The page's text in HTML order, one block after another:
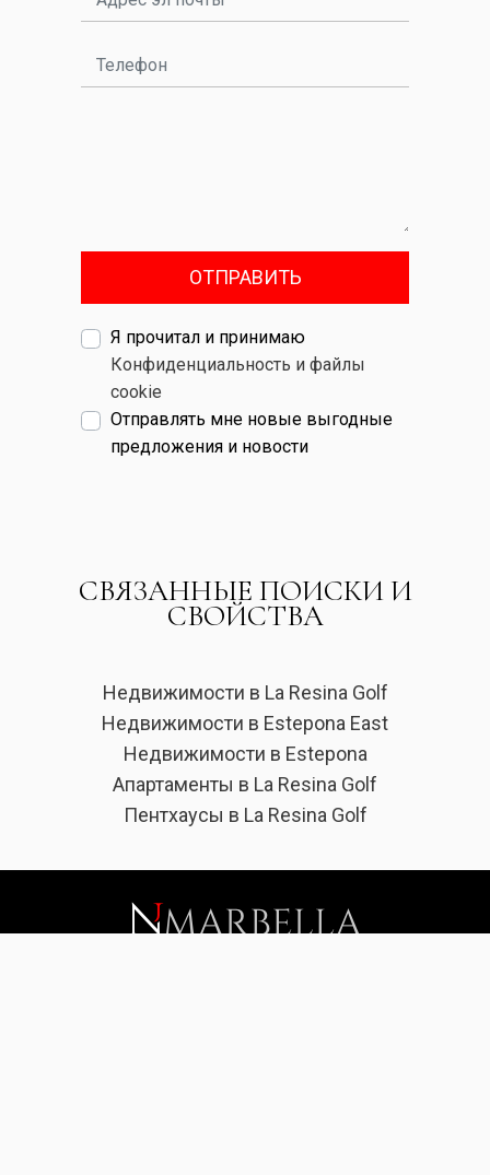
ОТПРАВИТЬ
Я прочитал и принимаю
Конфиденциальность и файлы
cookie
Отправлять мне новые выгодные
предложения и новости
СВЯЗАННЫЕ ПОИСКИ И
СВОЙСТВА
Недвижимости в La Resina Golf
Недвижимости в Estepona East
Недвижимости в Estepona
Апартаменты в La Resina Golf
Пентхаусы в La Resina Golf